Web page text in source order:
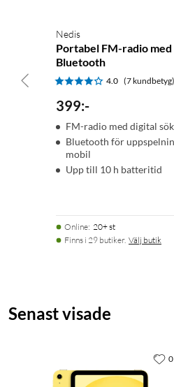
Nedis
Portabel FM-radio med
Bluetooth
4.0 (7 kundbetyg)
399:-
FM-radio med digital
Bluetooth för
mobil
Upp till 10 h batteritid
Online: 20+ st
Finns i 29 butiker. Välj butik
Senast visade
0